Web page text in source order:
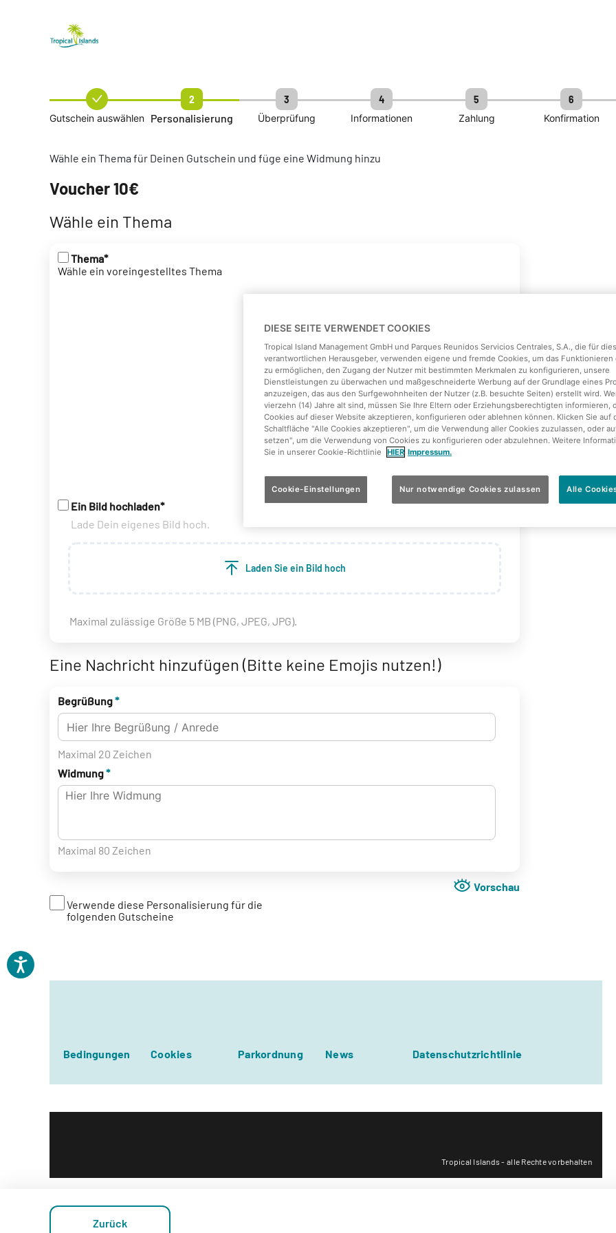
Gutschein auswählen
2
Personalisierung
3
Überprüfung
4
Informationen
5
Zahlung
6
Konfirmation
Wähle ein Thema für Deinen Gutschein und füge eine Widmung hinzu
Voucher 10€
Wähle ein Thema
Thema*
Wähle ein voreingestelltes Thema
Ein Bild hochladen*
Lade Dein eigenes Bild hoch.
Laden Sie ein Bild hoch
Maximal zulässige Größe 5 MB (PNG, JPEG, JPG).
Eine Nachricht hinzufügen (Bitte keine Emojis nutzen!)
Begrüßung*
Maximal 20 Zeichen
Widmung*
Maximal 80 Zeichen
Vorschau
Verwende diese Personalisierung für die
folgenden Gutscheine
Zurück
Bedingungen Cookies Parkordnung News Datenschutzrichtlinie
Tropical Islands - alle Rechte vorbehalten
DIESE SEITE VERWENDET COOKIES
Tropical Island Management GmbH und Parques Reunidos Servicios Centrales, S.A., die für
verantwortlichen Herausgeber, verwenden eigene und fremde Cookies, um das Funktionieren
zu ermöglichen, den Zugang der Nutzer mit bestimmten Merkmalen zu konfigurieren, unsere
Dienstleistungen zu überwachen und maßgeschneiderte Werbung auf der Grundlage eines
anzuzeigen, das aus den Surfgewohnheiten der Nutzer (z.B. besuchte Seiten) erstellt wird.
vierzehn (14) Jahre alt sind, müssen Sie Ihre Eltern oder Erziehungsberechtigten informieren,
Cookies auf dieser Website akzeptieren, konfigurieren oder ablehnen können. Klicken Sie auf
Schaltfläche "Alle Cookies akzeptieren", um die Verwendung aller Cookies zuzulassen, oder
setzen", um die Verwendung von Cookies zu konfigurieren oder abzulehnen. Weitere
Sie in unserer Cookie-Richtlinie
HIER Impressum.
Cookie-Einstellungen Nur notwendige Cookies zulassen Alle